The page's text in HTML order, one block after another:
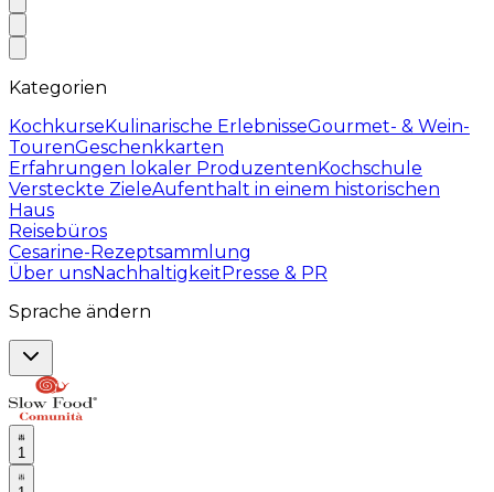
Kategorien
KochkurseKulinarische ErlebnisseGourmet- & Wein-
TourenGeschenkkarten
Erfahrungen lokaler ProduzentenKochschule
Versteckte ZieleAufenthalt in einem historischen
Haus
Reisebüros
Cesarine-Rezeptsammlung
Über unsNachhaltigkeitPresse & PR
Sprache ändern
1